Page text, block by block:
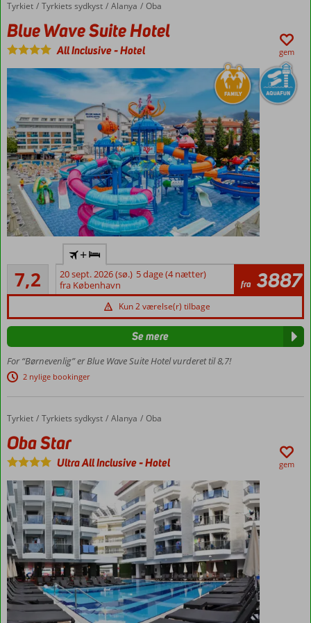
privat
strand
børnepool
Forside
Tyrkiet Tyrkiets sydkyst Alanya Oba
Blue Wave Suite Hotel
Blue Wave Suite Hotel
All Inclusive-Hotel gem
til
Gazipasa
småbørnsfamilier
børneklub
Centralt
i Oba
Privat
med
plads til
5
7,2
Tilfredsstillende
171
anmeldelser
+
20 sept. 2026 (sø.) 5 dage (4 nætter)
fra København
fra 3887
Kun 2 værelse(r) tilbage
For “Børnevenlig” er Blue Wave Suite Hotel vurderet til 8,7!
2 nylige bookinger
Se mere
Forside
Tyrkiet Tyrkiets sydkyst Alanya Oba
Oba Star
Oba Star
Ultra All Inclusive-Hotel gem